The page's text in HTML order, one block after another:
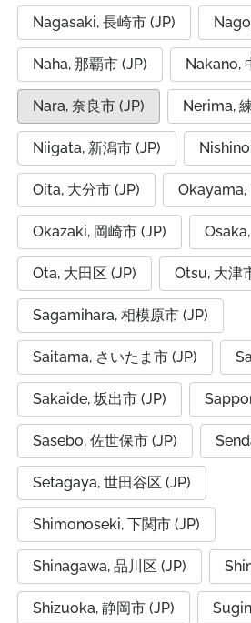
Nagasaki, 長崎市 (JP)
Naha, 那覇市 (JP) Nakano,
Nara, 奈良市 (JP) Nerima,
Niigata, 新潟市 (JP)
Oita, 大分市 (JP) Okayama,
Okazaki, 岡崎市 (JP)
Ota, 大田区 (JP) Otsu, 大津
Sagamihara, 相模原市 (JP)
Saitama, さいたま市 (JP)
Sakaide, 坂出市 (JP)
Sasebo, 佐世保市 (JP)
Setagaya, 世田谷区 (JP)
Shimonoseki, 下関市 (JP)
Shinagawa, 品川区 (JP)
Shizuoka, 静岡市 (JP)